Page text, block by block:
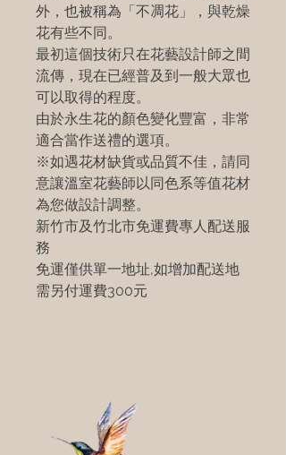
外，也被稱為「不凋花」，與乾燥
花有些不同。
最初這個技術只在花藝設計師之間
流傳，現在已經普及到一般大眾也
可以取得的程度。
由於永生花的顏色變化豐富，非常
適合當作送禮的選項。
※如遇花材缺貨或品質不佳，請同
意讓溫室花藝師以同色系等值花材
為您做設計調整。
新竹市及竹北市免運費專人配送服
務
免運僅供單一地址,如增加配送地
需另付運費300元